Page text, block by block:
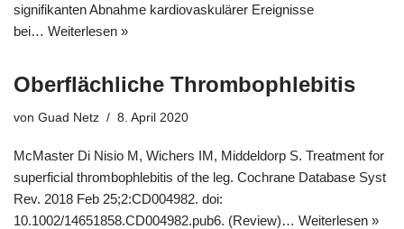
signifikanten Abnahme kardiovaskulärer Ereignisse
bei… Weiterlesen »
Oberflächliche Thrombophlebitis
von Guad Netz 8. April 2020
McMaster Di Nisio M, Wichers IM, Middeldorp S. Treatment for
superficial thrombophlebitis of the leg. Cochrane Database Syst
Rev. 2018 Feb 25;2:CD004982. doi:
10.1002/14651858.CD004982.pub6. (Review)… Weiterlesen »